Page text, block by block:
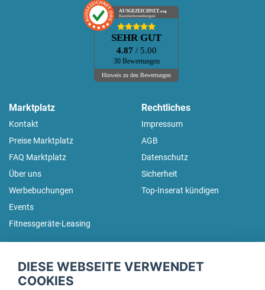
AUSGEZEICHNET.org
Kundenbewertungen
SEHR GUT
4.87 / 5.00
30 Bewertungen
Hinweis zu den Bewertungen
Marktplatz
Kontakt
Preise Marktplatz
FAQ Marktplatz
Über uns
Werbebuchungen
Events
Fitnessgeräte-Leasing
Rechtliches
Impressum
AGB
Datenschutz
Sicherheit
Top-Inserat kündigen
Trage dich hier für unseren Newsletter ein und erhalte regelmäßig
DIESE WEBSEITE VERWENDET
COOKIES